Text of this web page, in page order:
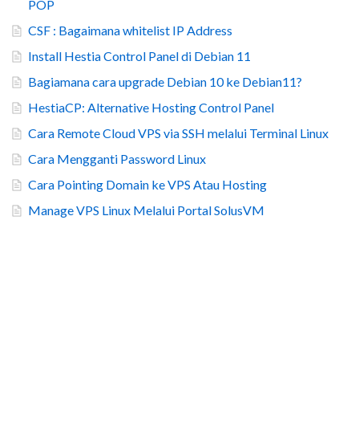
POP
CSF : Bagaimana whitelist IP Address
Install Hestia Control Panel di Debian 11
Bagiamana cara upgrade Debian 10 ke Debian11?
HestiaCP: Alternative Hosting Control Panel
Cara Remote Cloud VPS via SSH melalui Terminal Linux
Cara Mengganti Password Linux
Cara Pointing Domain ke VPS Atau Hosting
Manage VPS Linux Melalui Portal SolusVM